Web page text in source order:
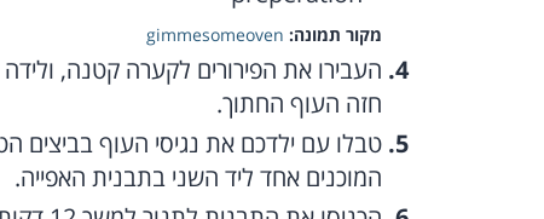
מקור תמונה: gimmesomeoven
העבירו את הפירורים לקערה קטנה,
חזה העוף החתוך.
טבלו עם ילדכם את נגיסי העוף בביצים
המוכנים אחד ליד השני בתבנית האפייה.